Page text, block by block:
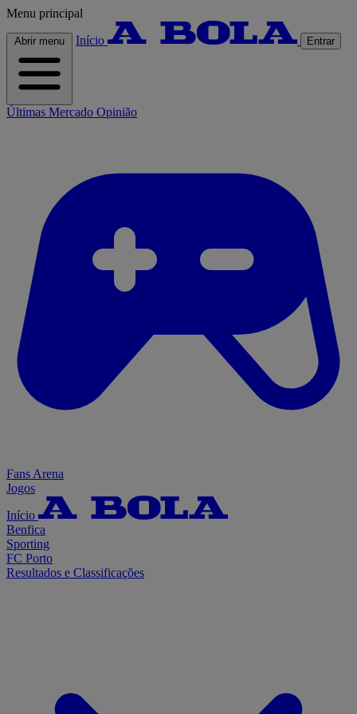
Menu principal
Abrir menu Início Entrar
Últimas Mercado Opinião
Fans Arena
Jogos
Início
Benfica
Sporting
FC Porto
Resultados e Classificações